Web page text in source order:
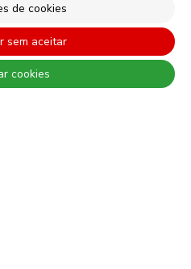
as cores reais e as visualizadas
escolha mais precisa a CIN
antes de qualquer aplicação.
de cookies
sem aceitar
cookies